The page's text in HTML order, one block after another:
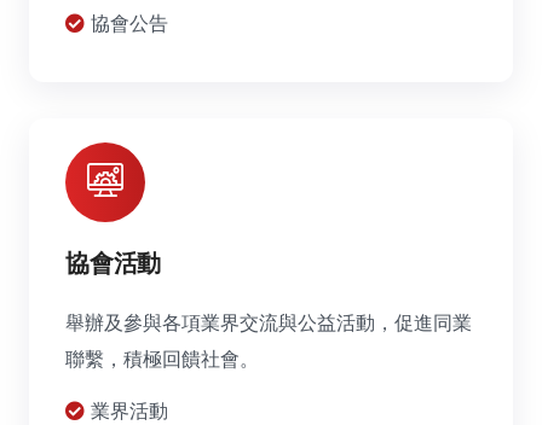
協會公告
協會活動
舉辦及參與各項業界交流與公益活動，促進同業
聯繫，積極回饋社會。
業界活動